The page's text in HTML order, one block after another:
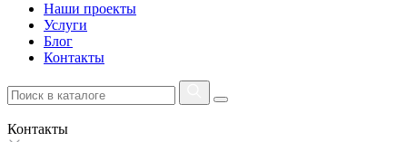
Наши проекты
Услуги
Блог
Контакты
Контакты